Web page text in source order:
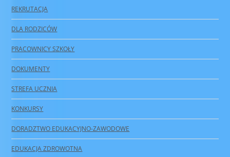
REKRUTACJA
DLA RODZICÓW
PRACOWNICY SZKOŁY
DOKUMENTY
STREFA UCZNIA
KONKURSY
DORADZTWO EDUKACYJNO-ZAWODOWE
EDUKACJA ZDROWOTNA